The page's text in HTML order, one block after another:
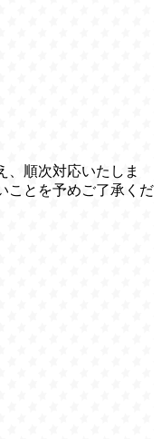
、順次対応いたしま
ことを予めご了承くだ